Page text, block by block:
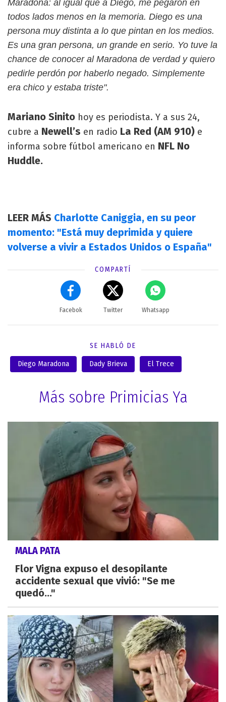
Maradona: al igual que a Diego, me pegaron en
todos lados menos en la memoria. Diego es una
persona muy distinta a lo que pintan en los medios.
Es una gran persona, un grande en serio. Yo tuve la
chance de conocer al Maradona de verdad y quiero
pedirle perdón por haberlo negado. Simplemente
era chico y estaba triste".
Mariano Sinito hoy es periodista. Y a sus 24,
cubre a Newell’s en radio La Red (AM 910) e
informa sobre fútbol americano en NFL No
Huddle.
LEER MÁS Charlotte Caniggia, en su peor
momento: "Está muy deprimida y quiere
volverse a vivir a Estados Unidos o España"
COMPARTÍ
Facebok Twitter Whatsapp
SE HABLÓ DE
Diego Maradona Dady Brieva El Trece
Más sobre Primicias Ya
MALA PATA
Flor Vigna expuso el desopilante
accidente sexual que vivió: "Se me
quedó..."